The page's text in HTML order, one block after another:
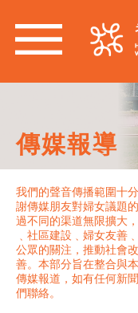
傳媒報導
我們的聲音傳播範圍十
謝傳媒朋友對婦女議題
過不同的渠道無限擴大
﹑社區建設﹑婦女友善
公眾的關注，推動社會
善。本部分旨在整合與
傳媒報道，如有任何新
們聯絡。